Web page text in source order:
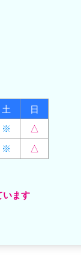
土
日
※ △
※ △
ます